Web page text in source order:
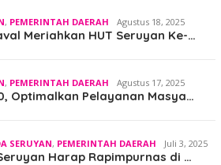
, PEMERINTAH DAERAH Agustus 18, 2025
Meriahkan HUT Seruyan Ke-…
, PEMERINTAH DAERAH Agustus 17, 2025
Optimalkan Pelayanan Masya…
SERUYAN, PEMERINTAH DAERAH Juli 3, 2025
Harap Rapimpurnas di …